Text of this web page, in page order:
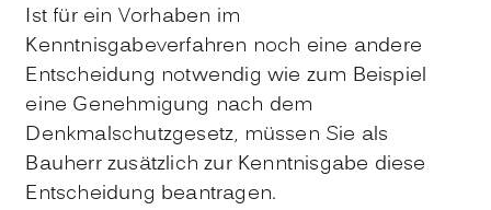
Ist für ein Vorhaben im
Kenntnisgabeverfahren noch eine andere
Entscheidung notwendig wie zum Beispiel
eine Genehmigung nach dem
Denkmalschutzgesetz, müssen Sie als
Bauherr zusätzlich zur Kenntnisgabe diese
Entscheidung beantragen.